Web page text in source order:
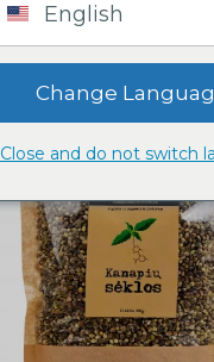
English
Change
Close and do not switch